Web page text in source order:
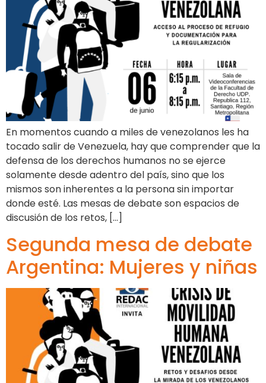
En momentos cuando a miles de venezolanos les ha
tocado salir de Venezuela, hay que comprender que la
defensa de los derechos humanos no se ejerce
solamente desde adentro del país, sino que los
mismos son inherentes a la persona sin importar
donde esté. Las mesas de debate son espacios de
discusión de los retos, […]
Segunda mesa de debate
Argentina: Mujeres y niñas